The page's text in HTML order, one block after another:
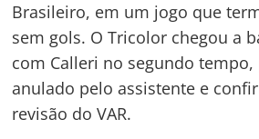
Brasileiro, em um jogo que
sem gols. O Tricolor chegou a
com Calleri no segundo
anulado pelo assistente e
revisão do VAR.